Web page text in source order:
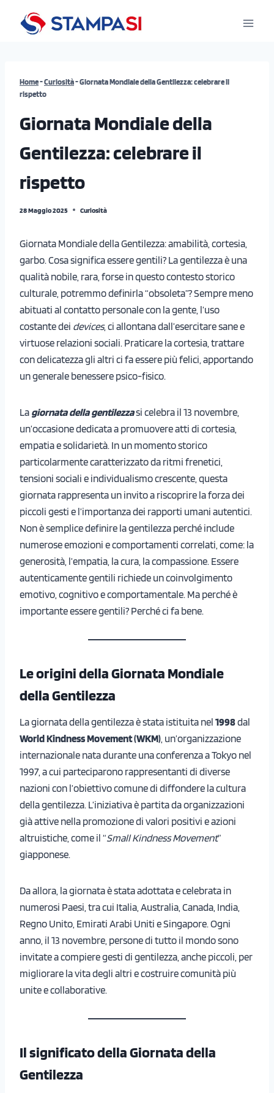
Home-Curiosità-Giornata Mondiale della Gentilezza: celebrare il
rispetto
Giornata Mondiale della
Gentilezza: celebrare il
rispetto
28 Maggio 2025 Curiosità
Giornata Mondiale della Gentilezza: amabilità, cortesia,
garbo. Cosa significa essere gentili? La gentilezza è una
qualità nobile, rara, forse in questo contesto storico
culturale, potremmo definirla “obsoleta”? Sempre meno
abituati al contatto personale con la gente, l’uso
costante dei devices, ci allontana dall’esercitare sane e
virtuose relazioni sociali. Praticare la cortesia, trattare
con delicatezza gli altri ci fa essere più felici, apportando
un generale benessere psico-fisico.
La giornata della gentilezzasi celebra il 13 novembre,
un’occasione dedicata a promuovere atti di cortesia,
empatia e solidarietà. In un momento storico
particolarmente caratterizzato da ritmi frenetici,
tensioni sociali e individualismo crescente, questa
giornata rappresenta un invito a riscoprire la forza dei
piccoli gesti e l’importanza dei rapporti umani autentici.
Non è semplice definire la gentilezza perché include
numerose emozioni e comportamenti correlati, come: la
generosità, l’empatia, la cura, la compassione. Essere
autenticamente gentili richiede un coinvolgimento
emotivo, cognitivo e comportamentale. Ma perché è
importante essere gentili? Perché ci fa bene.
Le origini della Giornata Mondiale
della Gentilezza
La giornata della gentilezza è stata istituita nel 1998dal
World Kindness Movement (WKM) , un’organizzazione
internazionale nata durante una conferenza a Tokyo nel
1997, a cui parteciparono rappresentanti di diverse
nazioni con l’obiettivo comune di diffondere la cultura
della gentilezza. L’iniziativa è partita da organizzazioni
già attive nella promozione di valori positivi e azioni
altruistiche, come il “Small Kindness Movement”
giapponese.
Da allora, la giornata è stata adottata e celebrata in
numerosi Paesi, tra cui Italia, Australia, Canada, India,
Regno Unito, Emirati Arabi Uniti e Singapore. Ogni
anno, il 13 novembre, persone di tutto il mondo sono
invitate a compiere gesti di gentilezza, anche piccoli, per
migliorare la vita degli altri e costruire comunità più
unite e collaborative.
Il significato della Giornata della
Gentilezza